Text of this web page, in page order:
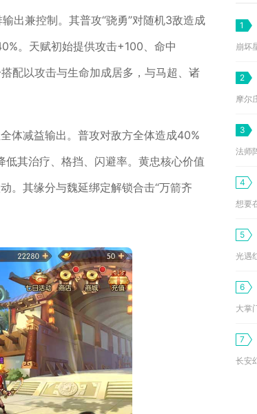
出兼控制。其普攻“骁勇”对随机3敌造成
。天赋初始提供攻击+100、命中
配以攻击与生命加成居多，与马超、诸
体减益输出。普攻对敌方全体造成40%
其治疗、格挡、闪避率。黄忠核心价值
。其缘分与魏延绑定解锁合击“万箭齐
1
2
3
4
5
6
7